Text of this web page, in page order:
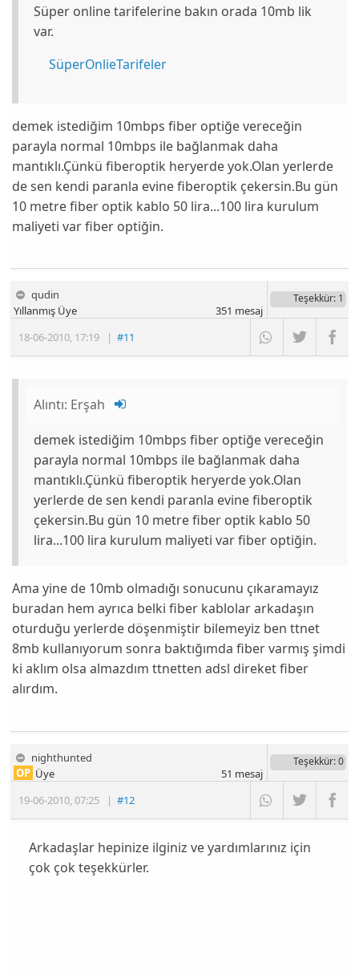
Süper online tarifelerine bakın orada 10mb lik
var.
SüperOnlieTarifeler
demek istediğim 10mbps fiber optiğe vereceğin
parayla normal 10mbps ile bağlanmak daha
mantıklı.Çünkü fiberoptik heryerde yok.Olan yerlerde
de sen kendi paranla evine fiberoptik çekersin.Bu gün
10 metre fiber optik kablo 50 lira...100 lira kurulum
maliyeti var fiber optiğin.
qudin
18-06-2010, 17:19 |#11
Yıllanmış Üye
Teşekkür: 1
351 mesaj
Alıntı: Erşah
demek istediğim 10mbps fiber optiğe vereceğin
parayla normal 10mbps ile bağlanmak daha
mantıklı.Çünkü fiberoptik heryerde yok.Olan
yerlerde de sen kendi paranla evine fiberoptik
çekersin.Bu gün 10 metre fiber optik kablo 50
lira...100 lira kurulum maliyeti var fiber optiğin.
Ama yine de 10mb olmadığı sonucunu çıkaramayız
buradan hem ayrıca belki fiber kablolar arkadaşın
oturduğu yerlerde döşenmiştir bilemeyiz ben ttnet
8mb kullanıyorum sonra baktığımda fiber varmış şimdi
ki aklım olsa almazdım ttnetten adsl direket fiber
alırdım.
nighthunted
19-06-2010,07:25 |#12
OP Üye
Teşekkür: 0
51 mesaj
Arkadaşlar hepinize ilginiz ve yardımlarınız için
çok çok teşekkürler.